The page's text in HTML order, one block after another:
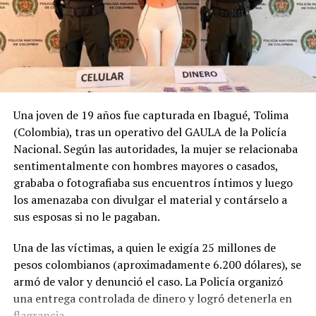
PNC reporta un nuevo día sin homicidios
Una joven de 19 años fue capturada en Ibagué, Tolima
(Colombia), tras un operativo del GAULA de la Policía
Nacional. Según las autoridades, la mujer se relacionaba
sentimentalmente con hombres mayores o casados,
grababa o fotografiaba sus encuentros íntimos y luego
los amenazaba con divulgar el material y contárselo a
sus esposas si no le pagaban.
Una de las víctimas, a quien le exigía 25 millones de
pesos colombianos (aproximadamente 6.200 dólares), se
armó de valor y denunció el caso. La Policía organizó
una entrega controlada de dinero y logró detenerla en